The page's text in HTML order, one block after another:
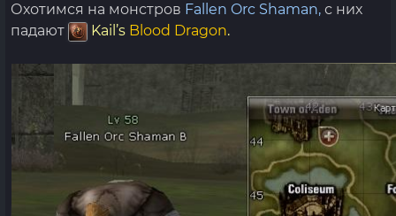
Охотимся на монстров Fallen Orc Shaman, с них
падают
Kail’s Blood Dragon.